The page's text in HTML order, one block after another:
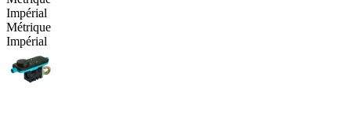
Impérial
Métrique
Impérial